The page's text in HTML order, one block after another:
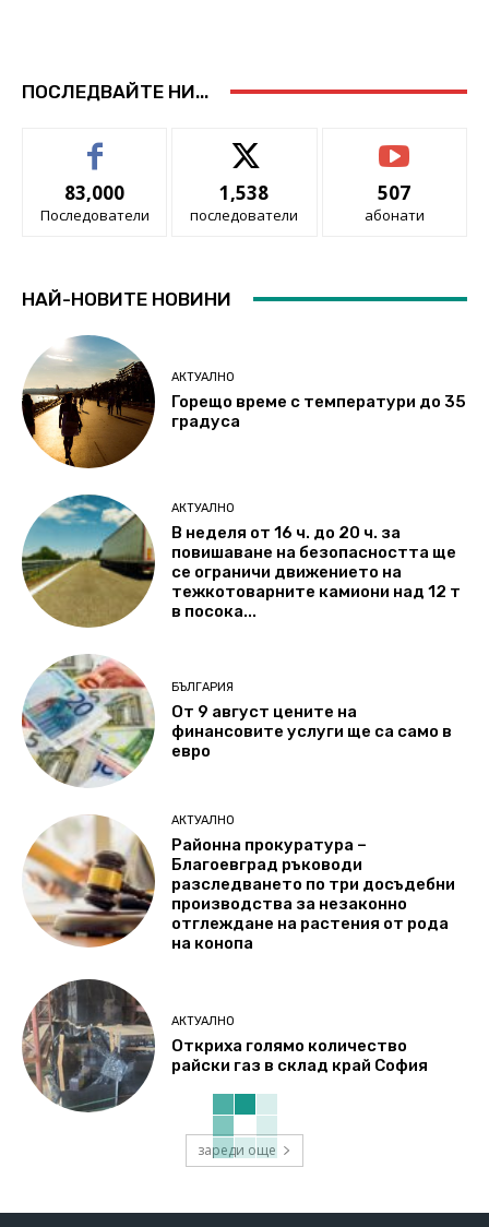
ПОСЛЕДВАЙТЕ НИ...
83,000
Последователи
1,538
последователи
507
абонати
НАЙ-НОВИТЕ НОВИНИ
АКТУАЛНО
Горещо време с температури до 35
градуса
АКТУАЛНО
В неделя от 16 ч. до 20 ч. за
повишаване на безопасността ще
се ограничи движението на
тежкотоварните камиони над 12 т
в посока...
БЪЛГАРИЯ
От 9 август цените на
финансовите услуги ще са само в
евро
АКТУАЛНО
Районна прокуратура –
Благоевград ръководи
разследването по три досъдебни
производства за незаконно
отглеждане на растения от рода
на конопа
АКТУАЛНО
Откриха голямо количество
райски газ в склад край София
зареди още